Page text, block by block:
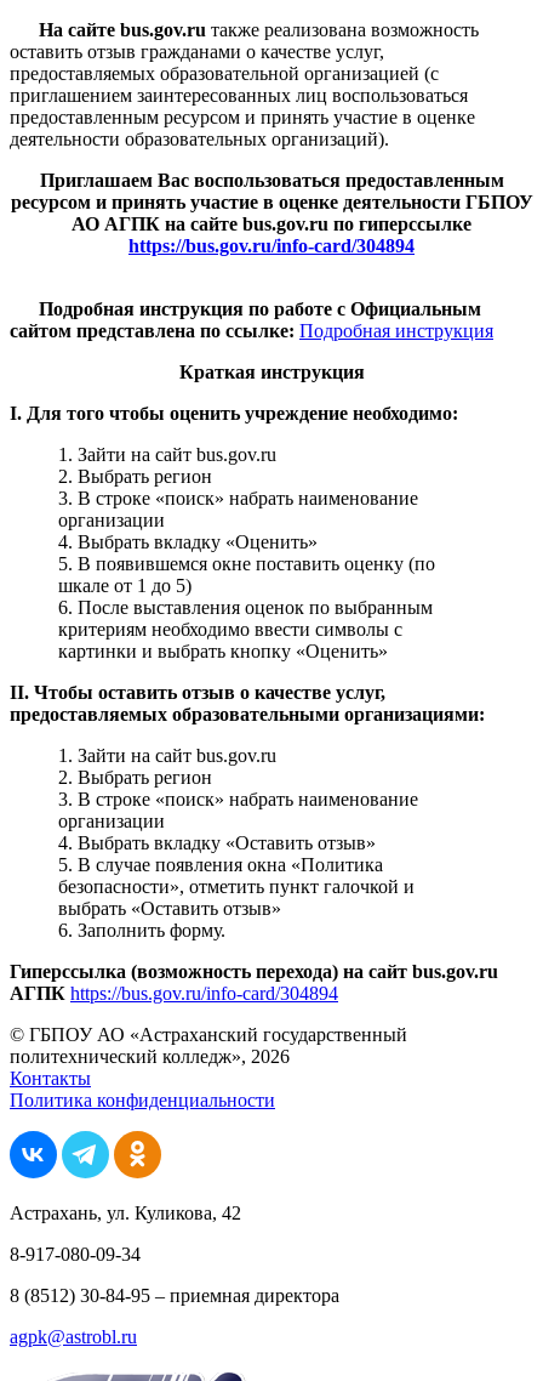
На сайте bus.gov.ru также реализована возможность
оставить отзыв гражданами о качестве услуг,
предоставляемых образовательной организацией (с
приглашением заинтересованных лиц воспользоваться
предоставленным ресурсом и принять участие в оценке
деятельности образовательных организаций).
Приглашаем Вас воспользоваться предоставленным
ресурсом и принять участие в оценке деятельности ГБПОУ
АО АГПК на сайте bus.gov.ru по гиперссылке
https://bus.gov.ru/info-card/304894
Подробная инструкция по работе с Официальным
сайтом представлена по ссылке: Подробная инструкция
Краткая инструкция
I. Для того чтобы оценить учреждение необходимо:
1. Зайти на сайт bus.gov.ru
2. Выбрать регион
3. В строке «поиск» набрать наименование
организации
4. Выбрать вкладку «Оценить»
5. В появившемся окне поставить оценку (по
шкале от 1 до 5)
6. После выставления оценок по выбранным
критериям необходимо ввести символы с
картинки и выбрать кнопку «Оценить»
II. Чтобы оставить отзыв о качестве услуг,
предоставляемых образовательными организациями:
1. Зайти на сайт bus.gov.ru
2. Выбрать регион
3. В строке «поиск» набрать наименование
организации
4. Выбрать вкладку «Оставить отзыв»
5. В случае появления окна «Политика
безопасности», отметить пункт галочкой и
выбрать «Оставить отзыв»
6. Заполнить форму.
Гиперссылка (возможность перехода) на сайт bus.gov.ru
АГПК https://bus.gov.ru/info-card/304894
© ГБПОУ АО «Астраханский государственный
политехнический колледж», 2026
Контакты
Политика конфиденциальности
Астрахань, ул. Куликова, 42
8-917-080-09-34
8 (8512) 30-84-95 – приемная директора
agpk@astrobl.ru